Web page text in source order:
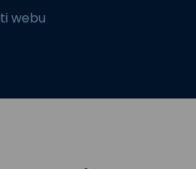
webu